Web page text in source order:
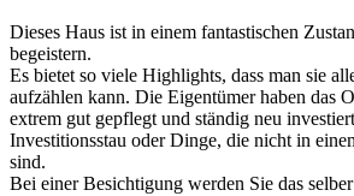
Dieses Haus ist in einem fantastischen
begeistern.
Es bietet so viele Highlights, dass man sie
aufzählen kann. Die Eigentümer haben das
extrem gut gepflegt und ständig neu
Investitionsstau oder Dinge, die nicht in
sind.
Bei einer Besichtigung werden Sie das